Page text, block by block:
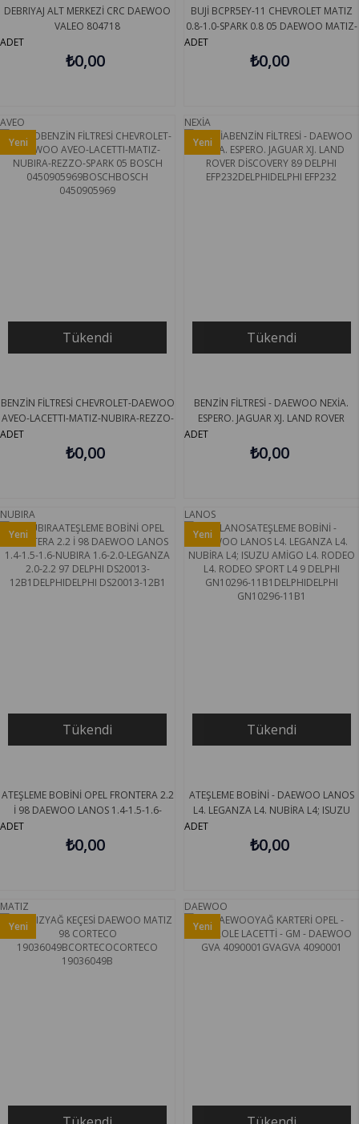
DEBRIYAJ ALT MERKEZİ CRC DAEWOO
VALEO 804718
ADET
₺0,00
BUJİ BCPR5EY-11 CHEVROLET MATIZ
0.8-1.0-SPARK 0.8 05 DAEWOO MATIZ-
ADET
₺0,00
AVEO
Tükendi
BENZİN FİLTRESİ CHEVROLET-DAEWOO
AVEO-LACETTI-MATIZ-NUBIRA-REZZO-
SPARK 05 BOSCH 0450905969
ADET
₺0,00
Yeni
Ürün
NEXİA
Tükendi
BENZİN FİLTRESİ - DAEWOO NEXİA.
ESPERO. JAGUAR XJ. LAND ROVER
DİSCOVERY 89 DELPHI EFP232
ADET
₺0,00
Yeni
Ürün
NUBIRA
Tükendi
ATEŞLEME BOBİNİ OPEL FRONTERA 2.2
İ 98 DAEWOO LANOS 1.4-1.5-1.6-
NUBIRA 1.6-2.0-LEGANZA 2.0-2.2 97
DELPHI DS20013-12B1
ADET
₺0,00
Yeni
Ürün
LANOS
Tükendi
ATEŞLEME BOBİNİ - DAEWOO LANOS
L4. LEGANZA L4. NUBİRA L4; ISUZU
AMİGO L4. RODEO L4. RODEO SPORT
L4 9 DELPHI GN10296-11B1
ADET
₺0,00
Yeni
Ürün
MATIZ
Yeni
Ürün
DAEWOO
Yeni
Ürün